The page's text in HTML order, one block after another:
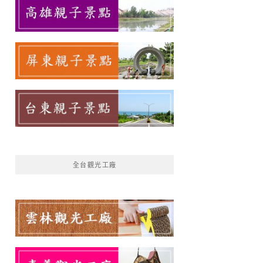
全台觀光工廠